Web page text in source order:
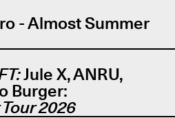
- Almost Summer
Jule X, ANRU,
Burger:
2026